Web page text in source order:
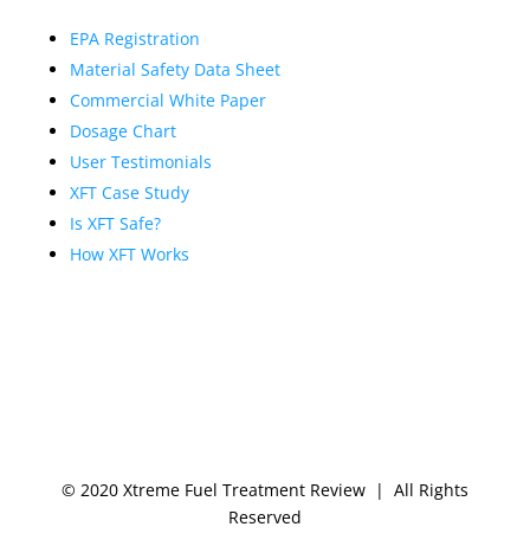
EPA Registration
Material Safety Data Sheet
Commercial White Paper
Dosage Chart
User Testimonials
XFT Case Study
Is XFT Safe?
How XFT Works
© 2020 Xtreme Fuel Treatment Review | All Rights
Reserved